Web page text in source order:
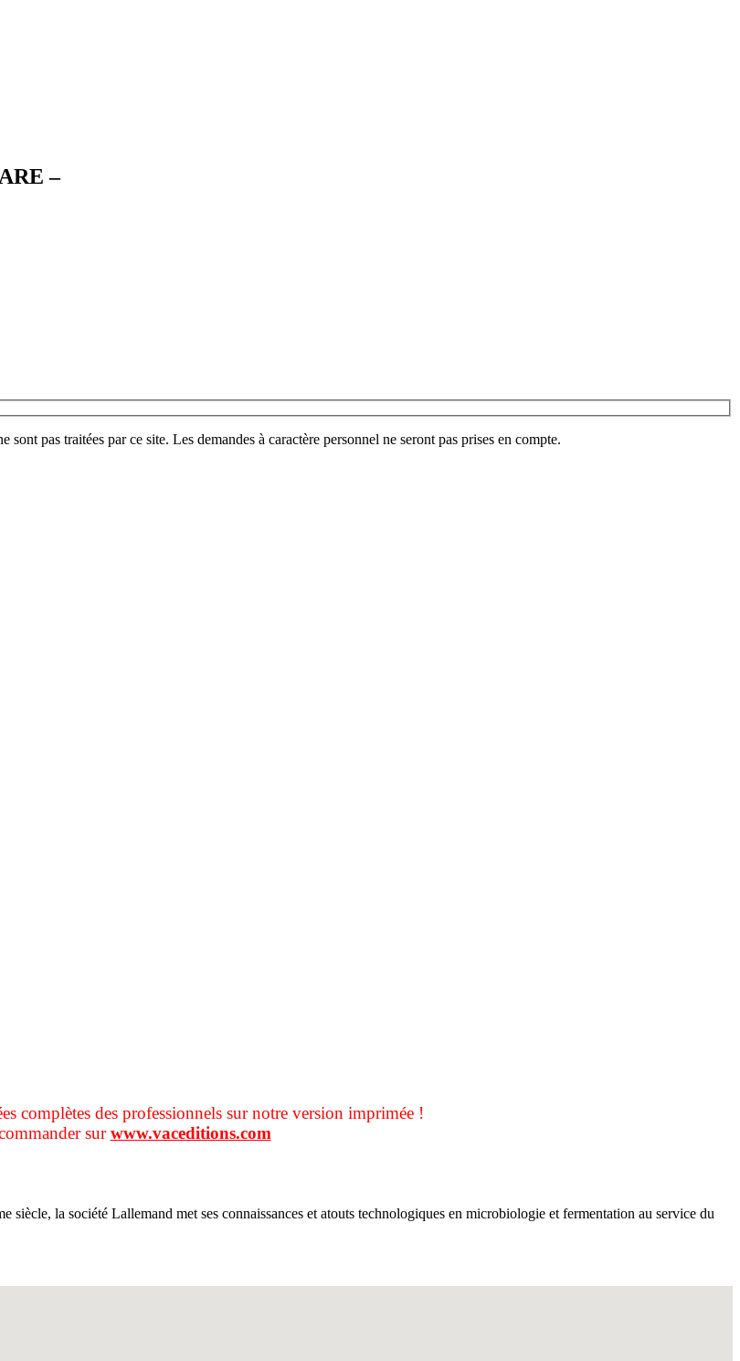
–
sont pas traitées par ce site. Les demandes à caractère personnel ne seront pas prises en compte.
complètes des professionnels sur notre version imprimée !
surwww.vaceditions.com
la société Lallemand met ses connaissances et atouts technologiques en microbiologie et fermentation au service du